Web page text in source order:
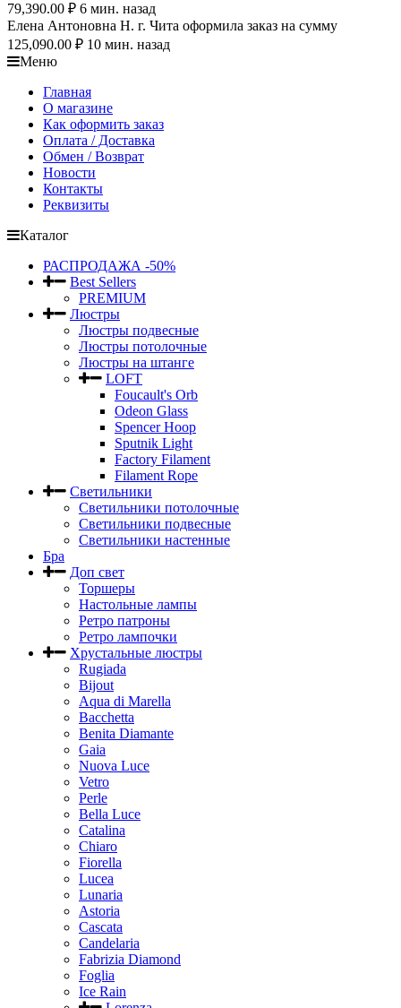
79,390.00 ₽ 6 мин. назад
Елена Антоновна Н. г. Чита оформила заказ на сумму
125,090.00 ₽ 10 мин. назад
Меню
Главная
О магазине
Как оформить заказ
Оплата / Доставка
Обмен / Возврат
Новости
Контакты
Реквизиты
Каталог
РАСПРОДАЖА -50%
Best Sellers
PREMIUM
Люстры
Люстры подвесные
Люстры потолочные
Люстры на штанге
LOFT
Foucault's Orb
Odeon Glass
Spencer Hoop
Sputnik Light
Factory Filament
Filament Rope
Светильники
Светильники потолочные
Светильники подвесные
Светильники настенные
Бра
Доп свет
Торшеры
Настольные лампы
Ретро патроны
Ретро лампочки
Хрустальные люстры
Rugiada
Bijout
Aqua di Marella
Bacchetta
Benita Diamante
Gaia
Nuova Luce
Vetro
Perle
Bella Luce
Сatalina
Chiaro
Fiorella
Lucea
Lunaria
Astoria
Cascata
Candelaria
Fabrizia Diamond
Foglia
Ice Rain